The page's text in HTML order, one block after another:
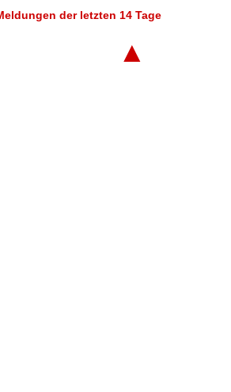
der letzten 14 Tage
▲